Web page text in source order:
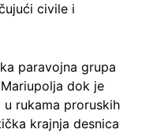
civile i
paravojna grupa
dok je
rukama proruskih
krajnja desnica